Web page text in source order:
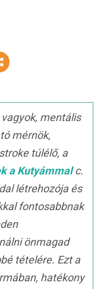
mentális
mérnök,
túlélő, a
a Kutyámmalc.
létrehozója és
fontosabbnak
önmagad
tételére. Ezt a
hatékony